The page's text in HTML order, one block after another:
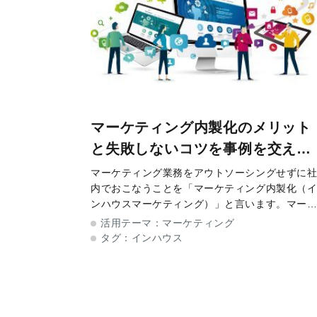
マーケティング内製化のメリット
と失敗しないコツを事例を交えて
解説
マーケティング業務をアウトソーシングせずに社
内でおこなうことを「マーケティング内製化（イ
ンハウスマーケティング）」と言います。マーケ
ティング内製化は、社内にノウハウが蓄積しやす
く、人材育成にもなり、コスト削減もできるメリ
活用テーマ： マーケティング
タグ： インハウス